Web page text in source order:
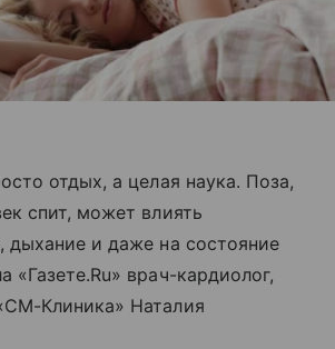
отдых, а целая наука. Поза,
спит, может влиять
дыхание и даже на состояние
«Газете.Ru» врач-кардиолог,
Клиника» Наталия